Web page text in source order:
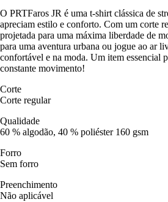
O PRTFaros JR é uma t-shirt clássica de
apreciam estilo e conforto. Com um corte
projetada para uma máxima liberdade de
para uma aventura urbana ou jogue ao ar
confortável e na moda. Um item essencial
constante movimento!
Corte
Corte regular
Qualidade
60 % algodão, 40 % poliéster 160 gsm
Forro
Sem forro
Preenchimento
Não aplicável